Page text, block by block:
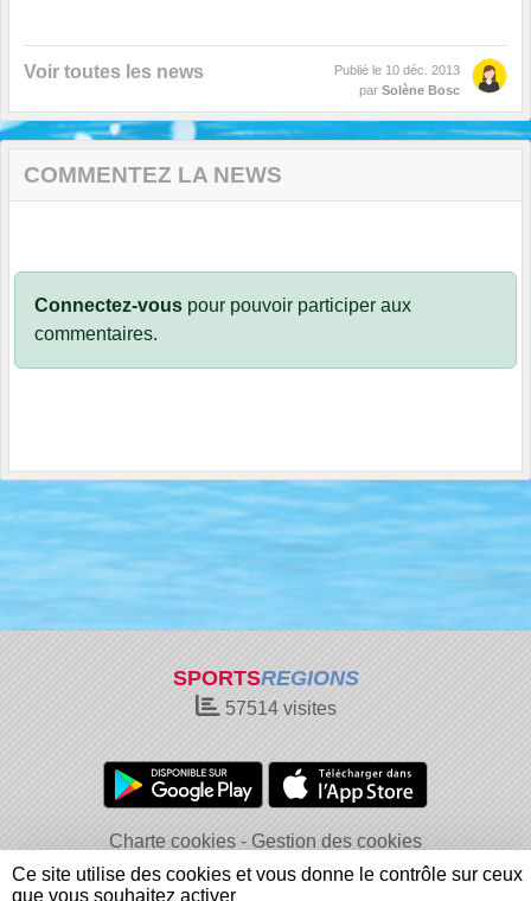
Voir toutes les news Publié le 10 déc. 2013
par Solène Bosc
COMMENTEZ LA NEWS
Connectez-vous pour pouvoir participer aux
commentaires.
SPORTSREGIONS
57514visites
Charte cookies
Gestion des cookies
Informations légales
Signaler un contenu inapproprié
Ce site utilise des cookies et vous donne le contrôle sur ceux
que vous souhaitez activer